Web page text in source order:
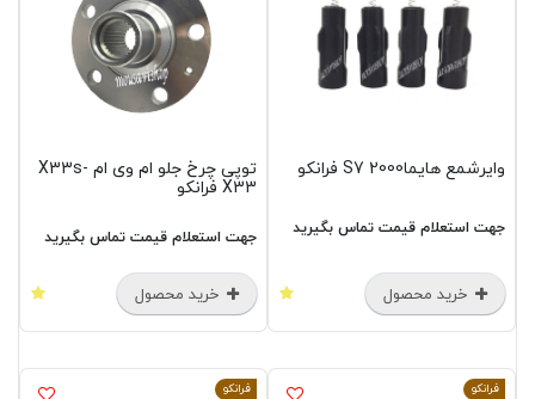
وایرشمع هایما2000 S7 فرانکو
جهت استعلام قیمت تماس بگیرید
خرید محصول
توپی چرخ جلو ام وی ام X33s-
X33 فرانکو
جهت استعلام قیمت تماس بگیرید
خرید محصول
فرانکو فرانکو